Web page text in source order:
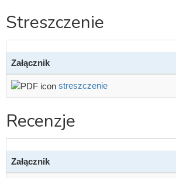
Streszczenie
Załącznik
streszczenie
Recenzje
Załącznik